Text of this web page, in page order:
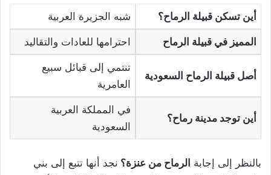
أين تسكن قبيلة الرماح؟ شبه الجزيرة العربية
المميز في قبيلة الرماح احترامها للعادات والتقاليد
أصل قبيلة الرماح السعودية
تنتمي إلى قبائل سبيع
العامرية
أين توجد مدينة رماح؟
في المملكة العربية
السعودية
بالنظر إلى إجابة الرماح من عنزة؟ نجد أنها تتبع إلى بني